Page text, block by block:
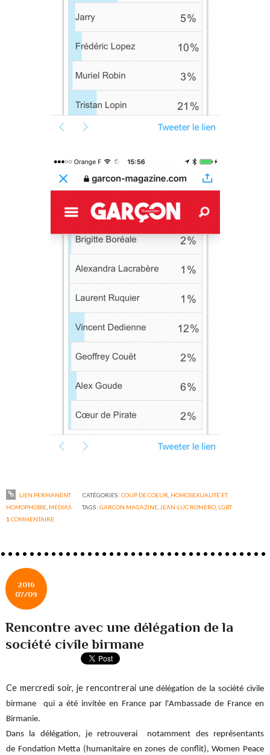
LIEN PERMANENT CATÉGORIES :COUP DE COEUR HOMOSEXUALITÉ ET
HOMOPHOBIE MEDIAS TAGS :GARCON MAGAZINE JEAN-LUC ROMERO LGBT
1 COMMENTAIRE
2016
07/09
Rencontre avec une délégation de la
société civile birmane
Ce mercredi soir, je rencontrerai unedélégation de la société civile
birmane qui a été invitée en France par l'Ambassade de France en
Birmanie.
Dans la délégation, je retrouverai notamment des représentants
de Fondation Metta (humanitaire en zones de conflit), Women Peace